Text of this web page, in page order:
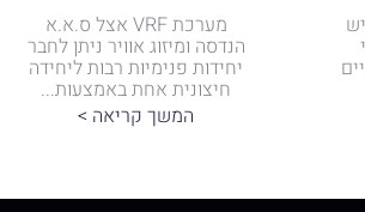
מערכת VRF אצל ס.א.א
הנדסה ומיזוג אוויר ניתן לחבר
יחידות פנימיות רבות ליחידה
חיצונית אחת באמצעות...
המשך קריאה >